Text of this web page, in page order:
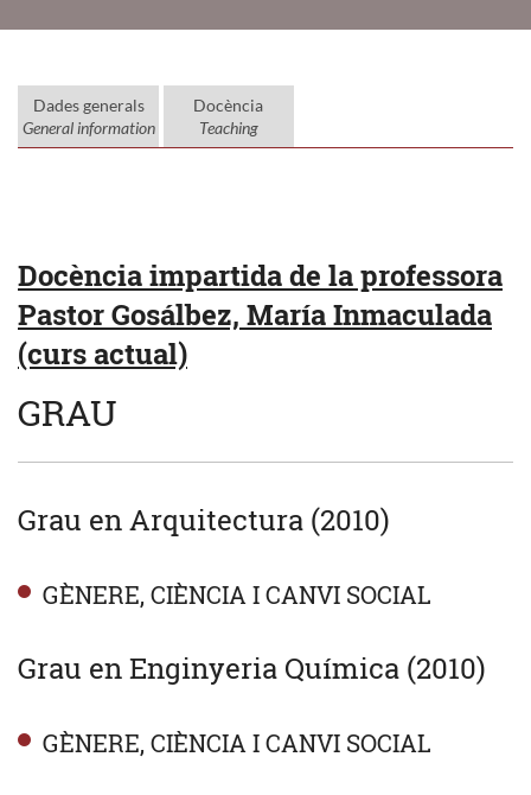
Dades generals
General information
Docència
Teaching
Docència impartida de la professora
Pastor Gosálbez, María Inmaculada
(curs actual)
GRAU
Grau en Arquitectura (2010)
GÈNERE, CIÈNCIA I CANVI SOCIAL
Grau en Enginyeria Química (2010)
GÈNERE, CIÈNCIA I CANVI SOCIAL